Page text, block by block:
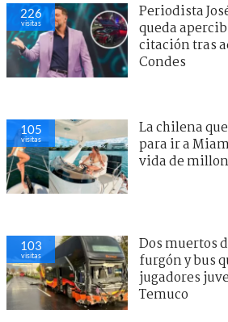
226
visitas
Periodista
queda
citación tras
Condes
105
visitas
La chilena
para ir a
vida de
103
visitas
Dos muertos
furgón y bus
jugadores
Temuco